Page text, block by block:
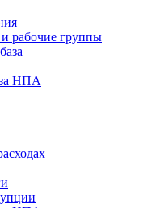
рабочие группы
НПА